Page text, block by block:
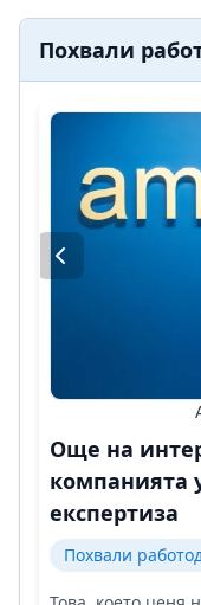
Похвали
Още на
компанията
експертиза
Похвали